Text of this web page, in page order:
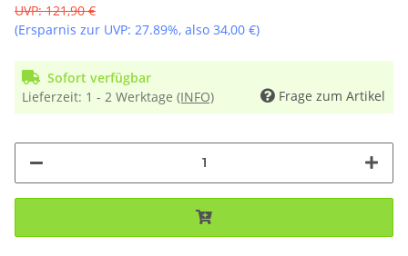
UVP:121,90 €
(Ersparnis zur UVP: 27.89%, also 34,00 €)
Sofort verfügbar
Lieferzeit: 1 - 2 Werktage (INFO) Frage zum Artikel